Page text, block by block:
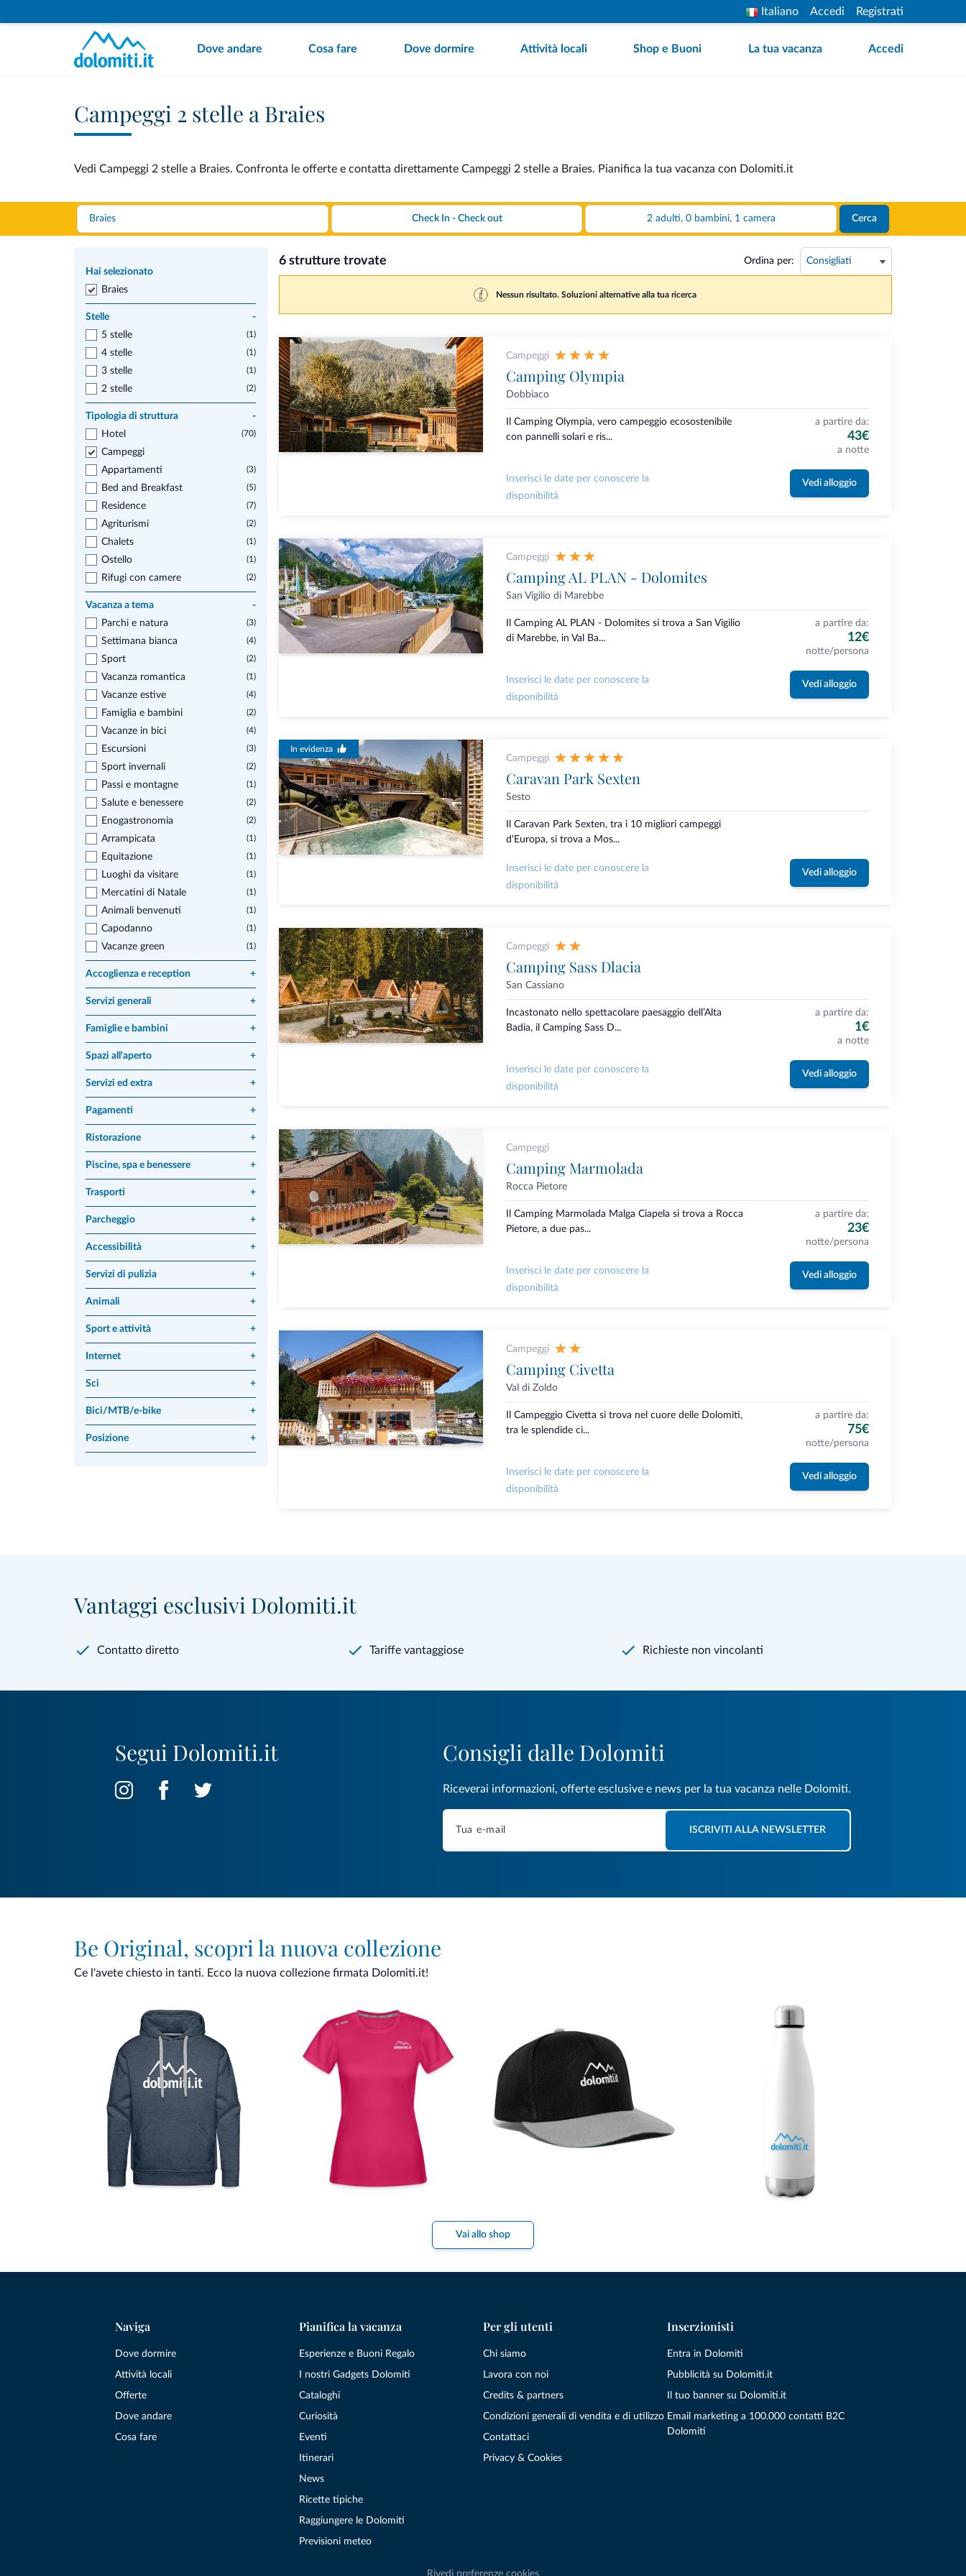
Italiano Accedi Registrati
Dove andare Cosa fare Dove dormire Attività locali Shop e Buoni La tua vacanza Accedi
Campeggi 2 stelle a Braies
Vedi Campeggi 2 stelle a Braies. Confronta le offerte e contatta direttamente Campeggi 2 stelle a Braies. Pianifica la tua vacanza con Dolomiti.it
2 adulti, 0 bambini, 1 camera Cerca
Hai selezionato
Braies
Stelle
-
5 stelle
(1)
4 stelle (1)
3 stelle (1)
2 stelle (2)
Tipologia di struttura
-
Hotel
(70)
Campeggi
Appartamenti
(3)
Bed and Breakfast (5)
Residence (7)
Agriturismi (2)
Chalets (1)
Ostello (1)
Rifugi con camere (2)
Vacanza a tema
-
Parchi e natura
(3)
Settimana bianca (4)
Sport (2)
Vacanza romantica (1)
Vacanze estive (4)
Famiglia e bambini (2)
Vacanze in bici (4)
Escursioni (3)
Sport invernali (2)
Passi e montagne (1)
Salute e benessere (2)
Enogastronomia (2)
Arrampicata (1)
Equitazione (1)
Luoghi da visitare (1)
Mercatini di Natale (1)
Animali benvenuti (1)
Capodanno (1)
Vacanze green (1)
Accoglienza e reception +
Servizi generali +
Famiglie e bambini +
Spazi all'aperto +
Servizi ed extra +
Pagamenti +
Ristorazione +
Piscine, spa e benessere +
Trasporti +
Parcheggio +
Accessibilità +
Servizi di pulizia +
Animali +
Sport e attività +
Internet +
Sci +
Bici/MTB/e-bike +
Posizione +
6 strutture trovate Ordina per:
Nessun risultato. Soluzioni alternative alla tua ricerca
Campeggi
Camping Olympia
Dobbiaco
Il Camping Olympia, vero campeggio ecosostenibile
con pannelli solari e ris...
a partire da:
43€
a notte
Inserisci le date per conoscere la
disponibilità
Vedi alloggio
Campeggi
Camping AL PLAN - Dolomites
San Vigilio di Marebbe
Il Camping AL PLAN - Dolomites si trova a San Vigilio
di Marebbe, in Val Ba...
a partire da:
12€
notte/persona
Inserisci le date per conoscere la
disponibilità
Vedi alloggio
In evidenza
Campeggi
Caravan Park Sexten
Sesto
Il Caravan Park Sexten, tra i 10 migliori campeggi
d'Europa, si trova a Mos...
Inserisci le date per conoscere la
disponibilità
Vedi alloggio
Campeggi
Camping Sass Dlacia
San Cassiano
Incastonato nello spettacolare paesaggio dell’Alta
Badia, il Camping Sass D...
a partire da:
1€
a notte
Inserisci le date per conoscere la
disponibilità
Vedi alloggio
Campeggi
Camping Marmolada
Rocca Pietore
Il Camping Marmolada Malga Ciapela si trova a Rocca
Pietore, a due pas...
a partire da:
23€
notte/persona
Inserisci le date per conoscere la
disponibilità
Vedi alloggio
Campeggi
Camping Civetta
Val di Zoldo
Il Campeggio Civetta si trova nel cuore delle Dolomiti,
tra le splendide ci...
a partire da:
75€
notte/persona
Inserisci le date per conoscere la
disponibilità
Vedi alloggio
Vantaggi esclusivi Dolomiti.it
Contatto diretto Tariffe vantaggiose Richieste non vincolanti
Segui Dolomiti.it Consigli dalle Dolomiti
Riceverai informazioni, offerte esclusive e news per la tua vacanza nelle Dolomiti.
ISCRIVITI ALLA NEWSLETTER
Be Original, scopri la nuova collezione
Ce l'avete chiesto in tanti. Ecco la nuova collezione firmata Dolomiti.it!
Vai allo shop
Naviga
Dove dormire
Attività locali
Offerte
Dove andare
Cosa fare
Pianifica la vacanza
Esperienze e Buoni Regalo
I nostri Gadgets Dolomiti
Cataloghi
Curiosità
Eventi
Itinerari
News
Ricette tipiche
Raggiungere le Dolomiti
Previsioni meteo
Per gli utenti
Chi siamo
Lavora con noi
Credits & partners
Condizioni generali di vendita e di utilizzo
Contattaci
Privacy & Cookies
Inserzionisti
Entra in Dolomiti
Pubblicità su Dolomiti.it
Il tuo banner su Dolomiti.it
Email marketing a 100.000 contatti B2C
Dolomiti
Rivedi preferenze cookies